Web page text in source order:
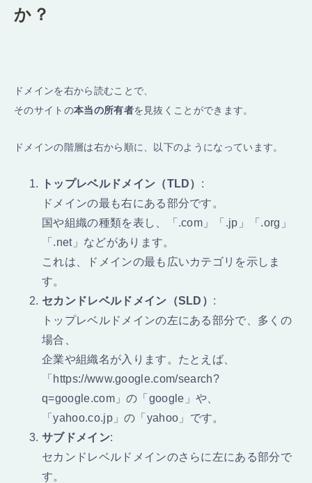
か？
ドメインを右から読むことで、
そのサイトの本当の所有者を見抜くことができます。
ドメインの階層は右から順に、以下のようになっています。
トップレベルドメイン（TLD） :
ドメインの最も右にある部分です。
国や組織の種類を表し、「.com」「.jp」「.org」
「.net」などがあります。
これは、ドメインの最も広いカテゴリを示しま
す。
セカンドレベルドメイン（SLD） :
トップレベルドメインの左にある部分で、多くの
場合、
企業や組織名が入ります。たとえば、
「https://www.google.com/search?
q=google.com」の「google」や、
「yahoo.co.jp」の「yahoo」です。
サブドメイン:
セカンドレベルドメインのさらに左にある部分で
す。